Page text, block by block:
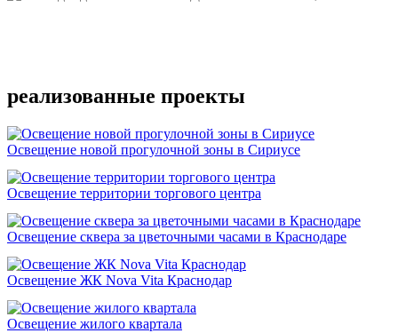
реализованные проекты
Освещение новой прогулочной зоны в Сириусе
Освещение территории торгового центра
Освещение сквера за цветочными часами в Краснодаре
Освещение ЖК Nova Vita Краснодар
Освещение жилого квартала